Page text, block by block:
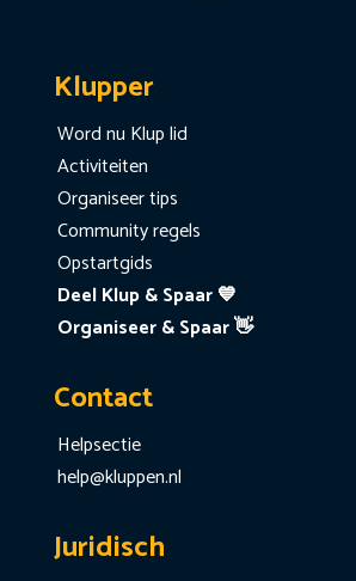
Klupper
Word nu Klup lid
Activiteiten
Organiseer tips
Community regels
Opstartgids
Deel Klup & Spaar 💙
Organiseer & Spaar 👋
Contact
Helpsectie
help@kluppen.nl
Juridisch